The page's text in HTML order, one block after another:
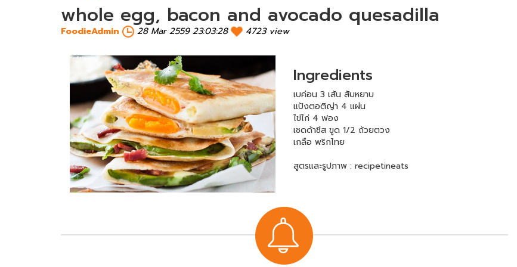
whole egg, bacon and avocado quesadilla
FoodieAdmin 28 Mar 2559 23:03:28 4723 view
Ingredients
เบค่อน 3 เส้น สับหยาบ
แป้งตอติญ่า 4 แผ่น
ไข่ไก่ 4 ฟอง
เชดด้าชีส ขูด 1/2 ถ้วยตวง
เกลือ พริกไทย
สูตรและรูปภาพ : recipetineats